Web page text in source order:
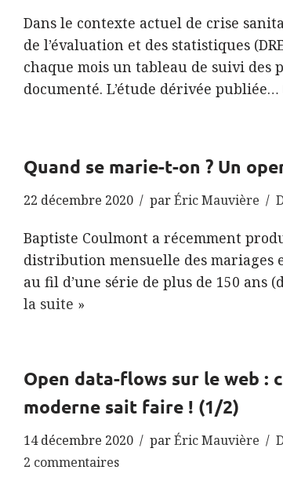
Dans le contexte actuel de crise
de l’évaluation et des statistiques
chaque mois un tableau de suivi
documenté. L’étude dérivée publiée…
Quand se marie-t-on ? Un
22 décembre 2020 parÉric Mauvière
Baptiste Coulmont a récemment
distribution mensuelle des mariages
au fil d’une série de plus de 150 ans
la suite »
Open data-flows sur le web :
moderne sait faire ! (1/2)
14 décembre 2020 parÉric Mauvière
2 commentaires